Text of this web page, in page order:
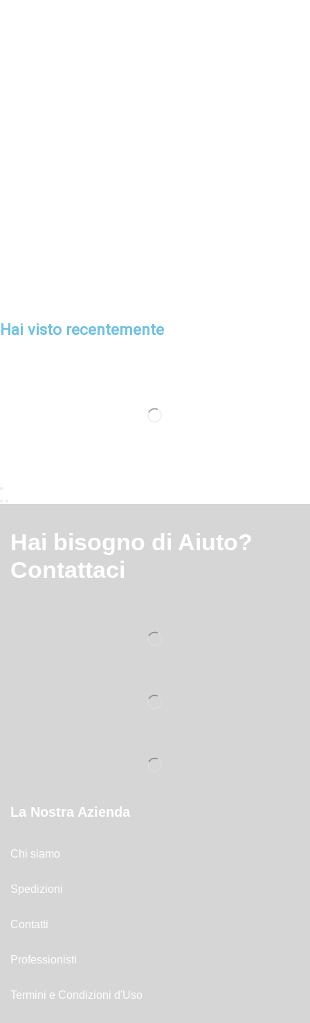
Hai visto recentemente
Hai bisogno di Aiuto?
Contattaci
La Nostra Azienda
Chi siamo
Spedizioni
Contatti
Professionisti
Termini e Condizioni d'Uso